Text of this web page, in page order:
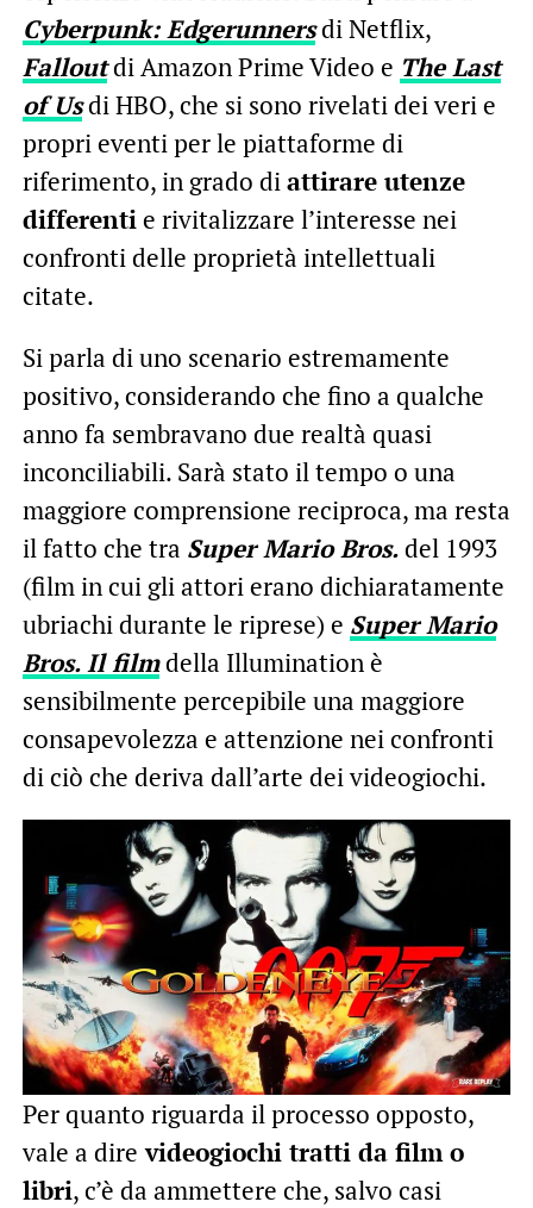
Cyberpunk: Edgerunnersdi Netflix,
Falloutdi Amazon Prime Video e The Last
of Usdi HBO, che si sono rivelati dei veri e
propri eventi per le piattaforme di
riferimento, in grado diattirare utenze
differentie rivitalizzare l’interesse nei
confronti delle proprietà intellettuali
citate.
Si parla di uno scenario estremamente
positivo, considerando che fino a qualche
anno fa sembravano due realtà quasi
inconciliabili. Sarà stato il tempo o una
maggiore comprensione reciproca, ma resta
il fatto che tra Super Mario Bros.del 1993
(film in cui gli attori erano dichiaratamente
ubriachi durante le riprese) e Super Mario
Bros. Il filmdella Illumination è
sensibilmente percepibile una maggiore
consapevolezza e attenzione nei confronti
di ciò che deriva dall’arte dei videogiochi.
Per quanto riguarda il processo opposto,
vale a dire videogiochi tratti da film o
libri, c’è da ammettere che, salvo casi